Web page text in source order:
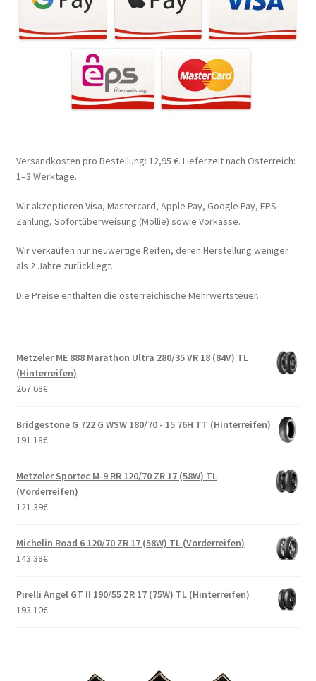
Versandkosten pro Bestellung: 12,95 €. Lieferzeit nach Österreich:
1–3 Werktage.
Wir akzeptieren Visa, Mastercard, Apple Pay, Google Pay, EPS-
Zahlung, Sofortüberweisung (Mollie) sowie Vorkasse.
Wir verkaufen nur neuwertige Reifen, deren Herstellung weniger
als 2 Jahre zurückliegt.
Die Preise enthalten die österreichische Mehrwertsteuer.
Metzeler ME 888 Marathon Ultra 280/35 VR 18 (84V) TL
(Hinterreifen)
267.68€
Bridgestone G 722 G WSW 180/70 - 15 76H TT (Hinterreifen)
191.18€
Metzeler Sportec M-9 RR 120/70 ZR 17 (58W) TL
(Vorderreifen)
121.39€
Michelin Road 6 120/70 ZR 17 (58W) TL (Vorderreifen)
143.38€
Pirelli Angel GT II 190/55 ZR 17 (75W) TL (Hinterreifen)
193.10€